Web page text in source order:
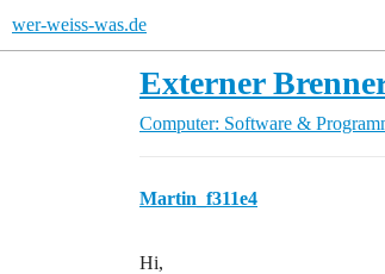
wer-weiss-was.de
Externer
Computer: Software &
Martin_f311e4
Hi,